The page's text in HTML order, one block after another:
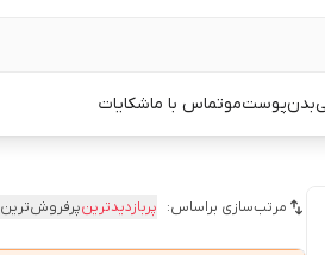
بدنپوستموتماس با ماشکایات
مرتب‌سازی براساس: پربازدیدترینپرفروش‌ترین